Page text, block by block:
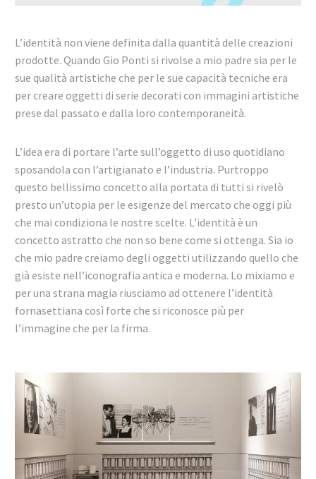
L’identità non viene definita dalla quantità delle creazioni
prodotte. Quando Gio Ponti si rivolse a mio padre sia per le
sue qualità artistiche che per le sue capacità tecniche era
per creare oggetti di serie decorati con immagini artistiche
prese dal passato e dalla loro contemporaneità.
L’idea era di portare l’arte sull’oggetto di uso quotidiano
sposandola con l’artigianato e l’industria. Purtroppo
questo bellissimo concetto alla portata di tutti si rivelò
presto un’utopia per le esigenze del mercato che oggi più
che mai condiziona le nostre scelte. L’identità è un
concetto astratto che non so bene come si ottenga. Sia io
che mio padre creiamo degli oggetti utilizzando quello che
già esiste nell’iconografia antica e moderna. Lo mixiamo e
per una strana magia riusciamo ad ottenere l’identità
fornasettiana così forte che si riconosce più per
l’immagine che per la firma.